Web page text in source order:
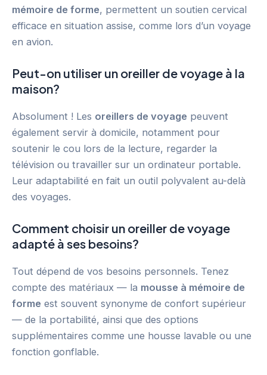
mémoire de forme, permettent un soutien cervical
efficace en situation assise, comme lors d’un voyage
en avion.
Peut-on utiliser un oreiller de voyage à la
maison?
Absolument ! Les oreillers de voyage peuvent
également servir à domicile, notamment pour
soutenir le cou lors de la lecture, regarder la
télévision ou travailler sur un ordinateur portable.
Leur adaptabilité en fait un outil polyvalent au-delà
des voyages.
Comment choisir un oreiller de voyage
adapté à ses besoins?
Tout dépend de vos besoins personnels. Tenez
compte des matériaux — la mousse à mémoire de
forme est souvent synonyme de confort supérieur
— de la portabilité, ainsi que des options
supplémentaires comme une housse lavable ou une
fonction gonflable.